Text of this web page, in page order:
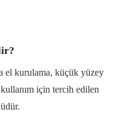
el kurulama, küçük yüzey
için tercih edilen